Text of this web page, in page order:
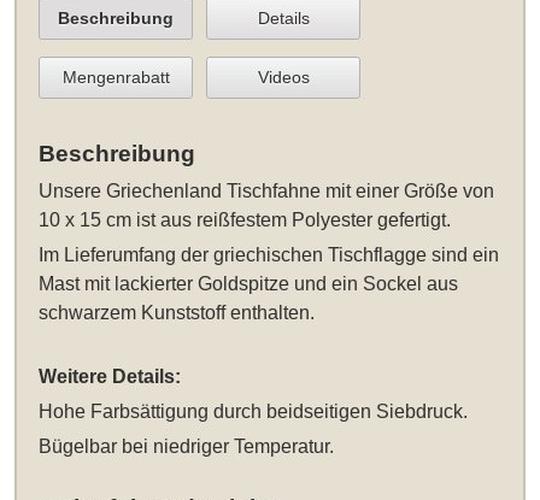
Beschreibung Details
Mengenrabatt Videos
Beschreibung
UnsereGriechenland Tischfahne mit einer Größe von
10 x 15 cm ist aus reißfestem Polyester gefertigt.
Im Lieferumfang der griechischen Tischflagge sind ein
Mast mit lackierter Goldspitze und ein Sockel aus
schwarzem Kunststoff enthalten.
Weitere Details:
Hohe Farbsättigung durch beidseitigen Siebdruck.
Bügelbar bei niedriger Temperatur.